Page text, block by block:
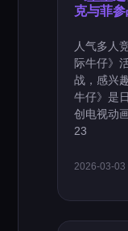
克与菲参
人气多人
际牛仔》
战，感兴
牛仔》是
创电视动
23
2026-03-03